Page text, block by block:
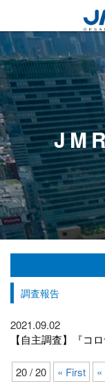
調査報告
2021.09.02
【自主調査】『コ
20 / 20 « First «